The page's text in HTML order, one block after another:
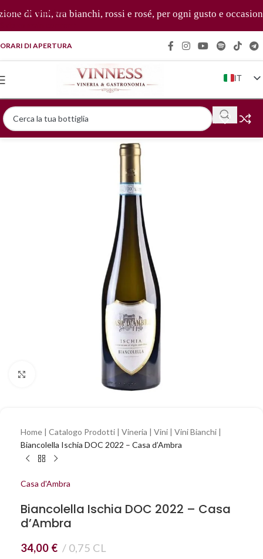
di vini, tra bianchi, rossi e rosé, per ogni gusto e occasione
Skip to navigation
ORARI DI APERTURA
IT
EN
FR
DE
Home | Catalogo Prodotti | Vineria | Vini | Vini Bianchi |
Biancolella Ischia DOC 2022 – Casa d’Ambra
Casa d'Ambra
Biancolella Ischia DOC 2022 – Casa
d’Ambra
34,00 € 0,75 CL